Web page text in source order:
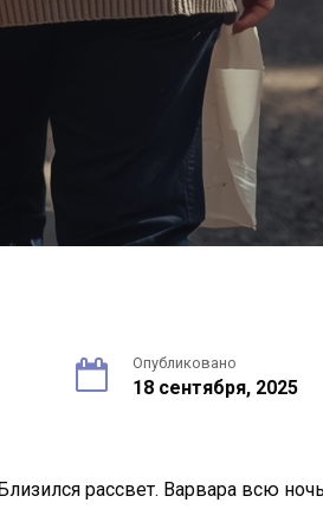
Опубликовано
18 сентября, 2025
рассвет. Варвара всю